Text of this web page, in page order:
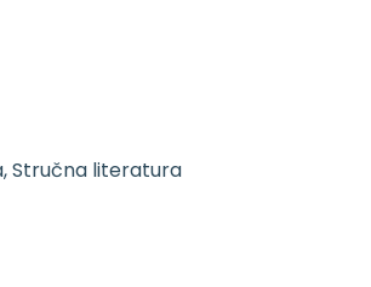
Stručna literatura